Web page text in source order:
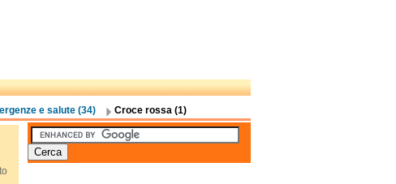
e salute (34) Croce rossa (1)